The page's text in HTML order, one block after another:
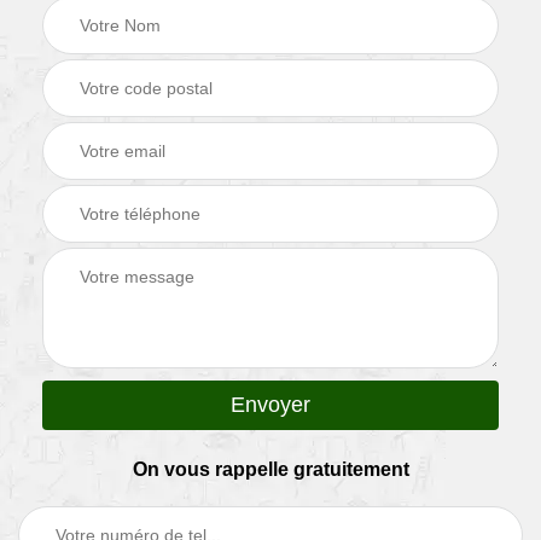
On vous rappelle gratuitement